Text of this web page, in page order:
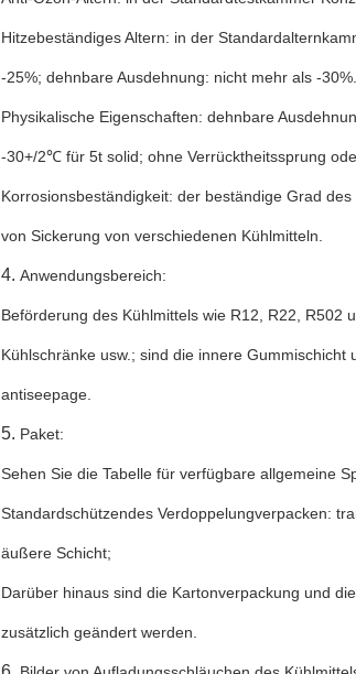
Hitzebeständiges Altern: in der
-25%; dehnbare Ausdehnung: nicht mehr als -30%.
Physikalische Eigenschaften: dehnbare
-30+/2℃ für 5t solid; ohne Verrücktheitssprung
Korrosionsbeständigkeit: der beständige Grad
von Sickerung von verschiedenen Kühlmitteln.
4. Anwendungsbereich:
Beförderung des Kühlmittels wie R12, R22, R502
Kühlschränke usw.; sind die innere
antiseepage.
5. Paket:
Sehen Sie die Tabelle für verfügbare allgemeine
Standardschützendes Verdoppelungverpacken:
äußere Schicht;
Darüber hinaus sind die Kartonverpackung und
zusätzlich geändert werden.